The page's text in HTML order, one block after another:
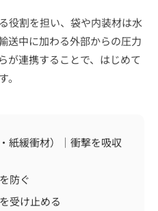
役割を担い、袋や内装材は水
送中に加わる外部からの圧力
が連携することで、はじめて
。
紙緩衝材）｜衝撃を吸収
防ぐ
受け止める